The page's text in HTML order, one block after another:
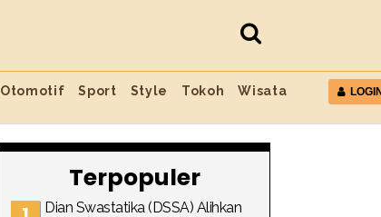
Otomotif Sport Style Tokoh Wisata
Terpopuler
Dian Swastatika (DSSA) Alihkan